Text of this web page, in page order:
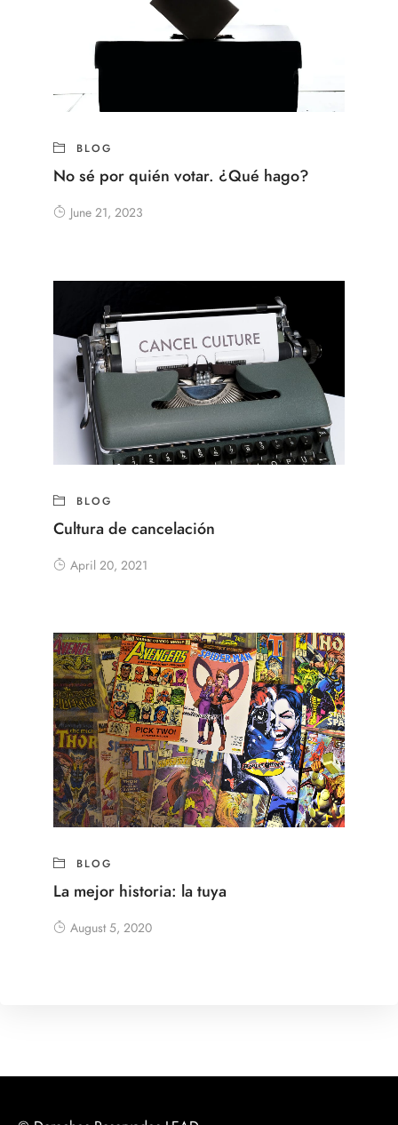
BLOG
No sé por quién votar. ¿Qué hago?
June 21, 2023
BLOG
Cultura de cancelación
April 20, 2021
BLOG
La mejor historia: la tuya
August 5, 2020